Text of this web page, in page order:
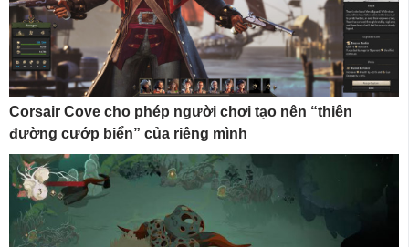
Corsair Cove cho phép người chơi tạo nên “thiên
đường cướp biển” của riêng mình